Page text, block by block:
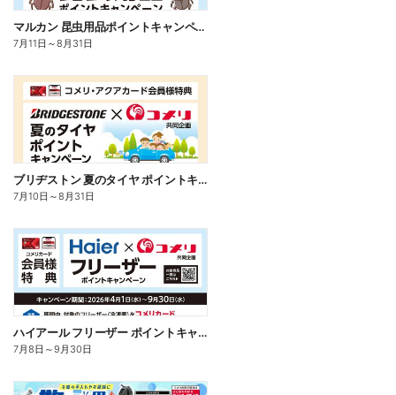
マルカン 昆虫用品ポイントキャンペーン
7月11日 ～8月31日
ブリヂストン 夏のタイヤ ポイントキャンペーン
7月10日 ～8月31日
ハイアール フリーザー ポイントキャンペーン
7月8日 ～9月30日